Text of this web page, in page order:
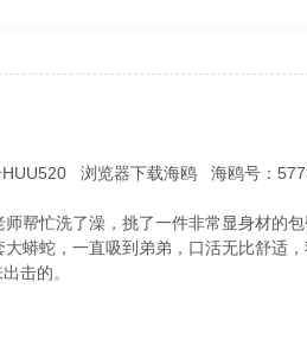
浏览器下载海鸥 海鸥号：
帮忙洗了澡，挑了一件非常显身材的
蟒蛇，一直吸到弟弟，口活无比舒适
击的。